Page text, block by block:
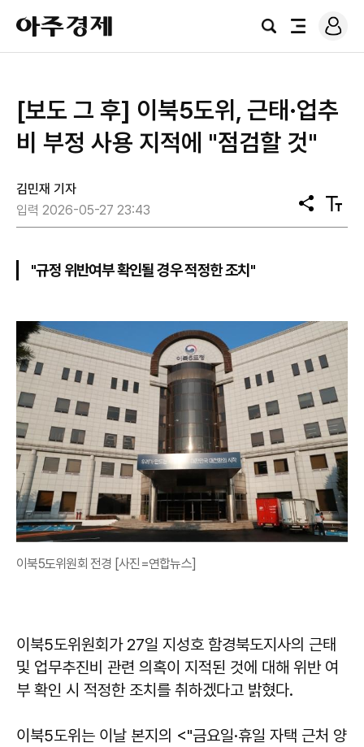
아
주
경
검
전
로
그
[보도 그 후] 이북5도위, 근태·업추
비 부정 사용 지적에 "점검할 것"
김민재 기자
입력 2026-05-27 23:43
공
유
텍
스
"규정 위반여부 확인될 경우 적정한 조치"
이북5도위원회 전경 [사진=연합뉴스]
이북5도위원회가 27일 지성호 함경북도지사의 근태
및 업무추진비 관련 의혹이 지적된 것에 대해 위반 여
부 확인 시 적정한 조치를 취하겠다고 밝혔다.
이북5도위는 이날 본지의 <"금요일·휴일 자택 근처 양